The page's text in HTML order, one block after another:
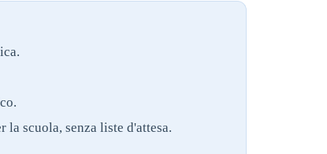
scuola, senza liste d'attesa.